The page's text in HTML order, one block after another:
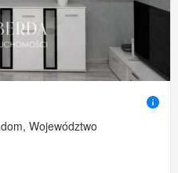
Województwo